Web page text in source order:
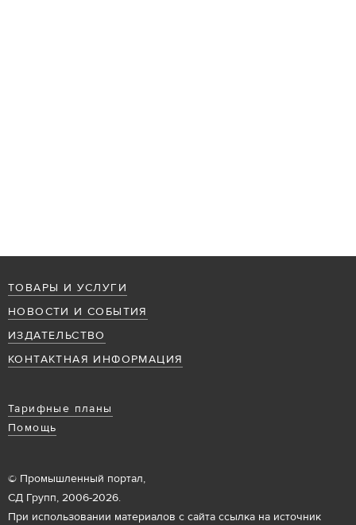
ТОВАРЫ И УСЛУГИ
НОВОСТИ И СОБЫТИЯ
ИЗДАТЕЛЬСТВО
КОНТАКТНАЯ ИНФОРМАЦИЯ
Тарифные планы
Помощь
© Промышленный портал,
СД Групп, 2006-2026.
При использовании материалов с сайта ссылка на источник